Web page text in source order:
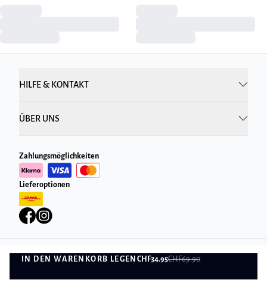
IN DEN WARENKORB LEGEN CHF34.95CHF69.90
HILFE & KONTAKT
ÜBER UNS
Zahlungsmöglichkeiten
Lieferoptionen
Datenschutzrichtlinie Geschäftsbedingungen